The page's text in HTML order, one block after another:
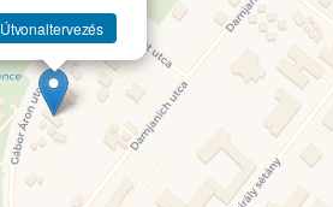
Útvonaltervezés